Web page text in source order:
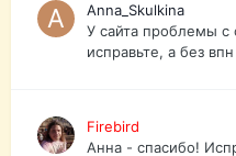
Anna_Skulkina
У сайта проблемы с
исправьте, а без
Firebird
Анна - спасибо!